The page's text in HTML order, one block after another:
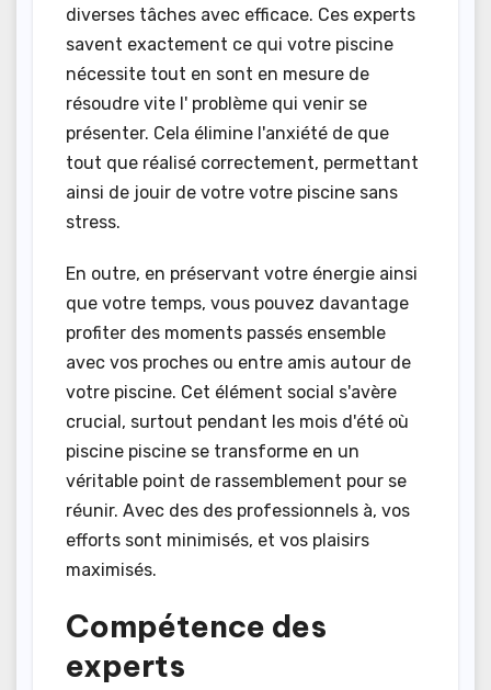
diverses tâches avec efficace. Ces experts
savent exactement ce qui votre piscine
nécessite tout en sont en mesure de
résoudre vite l' problème qui venir se
présenter. Cela élimine l'anxiété de que
tout que réalisé correctement, permettant
ainsi de jouir de votre votre piscine sans
stress.
En outre, en préservant votre énergie ainsi
que votre temps, vous pouvez davantage
profiter des moments passés ensemble
avec vos proches ou entre amis autour de
votre piscine. Cet élément social s'avère
crucial, surtout pendant les mois d'été où
piscine piscine se transforme en un
véritable point de rassemblement pour se
réunir. Avec des des professionnels à, vos
efforts sont minimisés, et vos plaisirs
maximisés.
Compétence des
experts